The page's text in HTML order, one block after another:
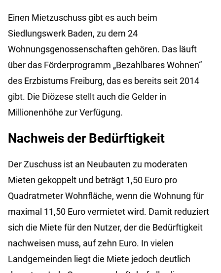
Einen Mietzuschuss gibt es auch beim
Siedlungswerk Baden, zu dem 24
Wohnungsgenossenschaften gehören. Das läuft
über das Förderprogramm „Bezahlbares Wohnen“
des Erzbistums Freiburg, das es bereits seit 2014
gibt. Die Diözese stellt auch die Gelder in
Millionenhöhe zur Verfügung.
Nachweis der Bedürftigkeit
Der Zuschuss ist an Neubauten zu moderaten
Mieten gekoppelt und beträgt 1,50 Euro pro
Quadratmeter Wohnfläche, wenn die Wohnung für
maximal 11,50 Euro vermietet wird. Damit reduziert
sich die Miete für den Nutzer, der die Bedürftigkeit
nachweisen muss, auf zehn Euro. In vielen
Landgemeinden liegt die Miete jedoch deutlich